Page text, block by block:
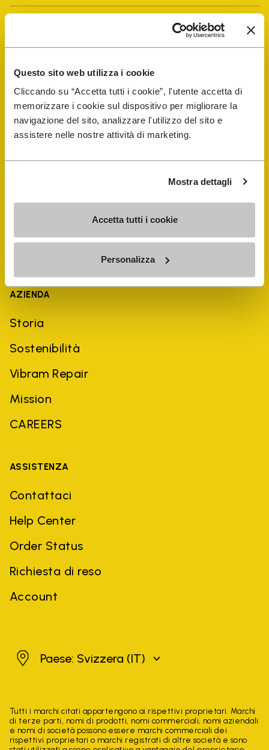
Questo sito web utilizza i cookie
Cliccando su “Accetta tutti i cookie”, l'utente accetta di
memorizzare i cookie sul dispositivo per migliorare la
navigazione del sito, analizzare l'utilizzo del sito e
assistere nelle nostre attività di marketing.
Mostra dettagli
Accetta tutti i cookie
Personalizza
Shop
Shoe Repair Locator
AZIENDA
Storia
Sostenibilità
Vibram Repair
Mission
CAREERS
ASSISTENZA
Contattaci
Help Center
Order Status
Richiesta di reso
Account
SvizzeraPaese: Svizzera (IT)
Tutti i marchi citati appartengono ai rispettivi proprietari. Marchi
di terze parti, nomi di prodotti, nomi commerciali, nomi aziendali
e nomi di società possono essere marchi commerciali dei
rispettivi proprietari o marchi registrati di altre società e sono